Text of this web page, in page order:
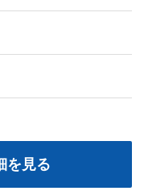
を見る